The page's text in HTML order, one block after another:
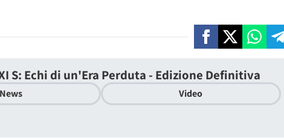
S: Echi di un'Era Perduta - Edizione Definitiva
News Video